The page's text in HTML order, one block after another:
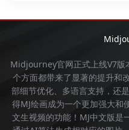
Midjourney官网正式上线V7版
个方面都带来了显著的提升和
部细节优化、多语言支持，还
得MJ绘画成为一个更加强大和
文生视频的功能！ MJ中文版是